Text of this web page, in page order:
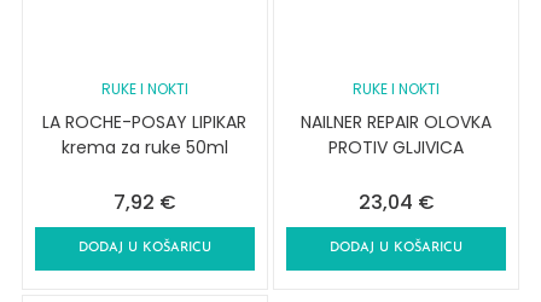
RUKE I NOKTI
LA ROCHE-POSAY LIPIKAR
krema za ruke 50ml
7,92 €
DODAJ U KOŠARICU
RUKE I NOKTI
NAILNER REPAIR OLOVKA
PROTIV GLJIVICA
23,04 €
DODAJ U KOŠARICU